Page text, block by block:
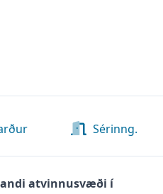
Sérinng.
atvinnusvæði í